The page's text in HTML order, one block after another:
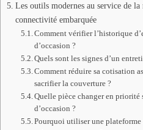
Les outils modernes au service de
connectivité embarquée
Comment vérifier l’historique
d’occasion ?
Quels sont les signes d’un
Comment réduire sa cotisation
sacrifier la couverture ?
Quelle pièce changer en priorité
d’occasion ?
Pourquoi utiliser une